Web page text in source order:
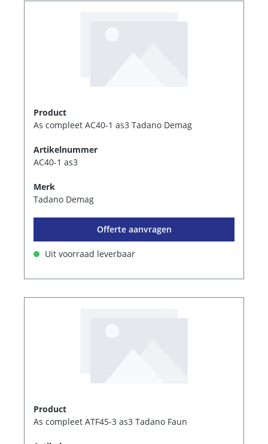
Product
As compleet AC40-1 as3 Tadano Demag
Artikelnummer
AC40-1 as3
Merk
Tadano Demag
Offerte aanvragen
Uit voorraad leverbaar
Product
As compleet ATF45-3 as3 Tadano Faun